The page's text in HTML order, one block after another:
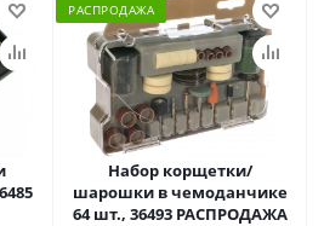
РАСПРОДАЖА
Набор корщетки/
шарошки в чемоданчике
64 шт., 36493 РАСПРОДАЖА